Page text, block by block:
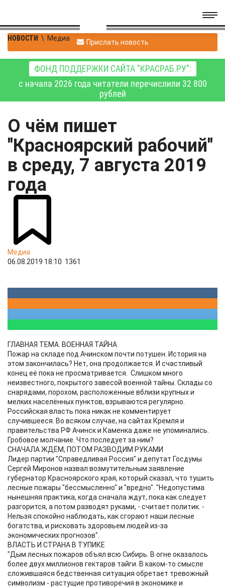
НОВОСТИ \ Медиа Прислать новость
ФОНД ПОДДЕРЖКИ САЙТА "КРАСРАБ.РУ":
с начала 2026 года читатели перечислили 32 800
рублей
О чём пишет
"Красноярский рабочий"
в среду, 7 августа 2019
года
Медиа
06.08.2019 18:10 1361
ГЛАВНАЯ ТЕМА. ВОЕННАЯ ТАЙНА
Пожар на складе под Ачинском почти потушен. История на
этом закончилась? Нет, она продолжается. И счастливый
конец её пока не просматривается. Слишком много
неизвестного, покрытого завесой военной тайны. Склады со
снарядами, порохом, расположенные вблизи крупных и
мелких населённых пунктов, взрываются регулярно.
Российская власть пока никак не комментирует
случившееся. Во всяком случае, на сайтах Кремля и
правительства РФ Ачинск и Каменка даже не упоминались.
Гробовое молчание. Что последует за ним?
СНАЧАЛА ЖДЁМ, ПОТОМ РАЗВОДИМ РУКАМИ
Лидер партии "Справедливая Россия" и депутат Госдумы
Сергей Миронов назвал возмутительным заявление
губернатор Красноярского края, который сказал, что тушить
лесные пожары "бессмысленно" и "вредно". "Недопустима
нынешняя практика, когда сначала ждут, пока как следует
разгорится, а потом разводят руками, - считает политик. -
Нельзя спокойно наблюдать, как сгорают наши лесные
богатства, и рисковать здоровьем людей из-за
экономических прогнозов".
ВЛАСТЬ И СТРАНА В ТУПИКЕ
"Дым лесных пожаров объял всю Сибирь. В огне оказалось
более двух миллионов гектаров тайги. В каком-то смысле
сложившаяся бедственная ситуация обретает тревожный
символизм - растущие противоречия в экономике и